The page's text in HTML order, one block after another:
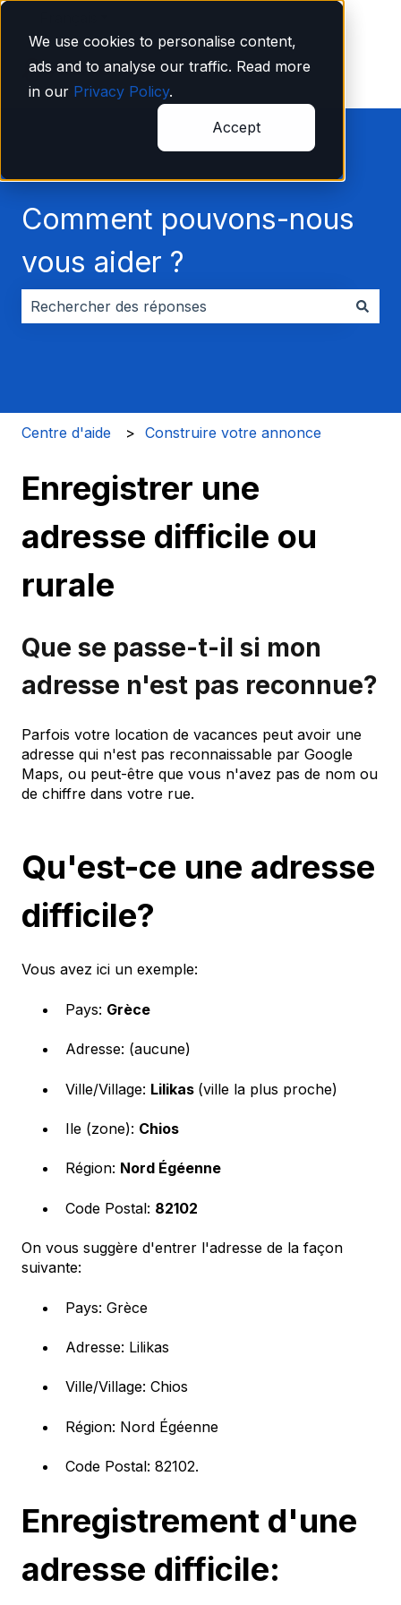
We use cookies to personalise content,
ads and to analyse our traffic. Read more
in our Privacy Policy.
Accept
Comment pouvons-nous
vous aider ?
Centre d'aide Construire votre annonce
Enregistrer une
adresse difficile ou
rurale
Que se passe-t-il si mon
adresse n'est pas reconnue?
Parfois votre location de vacances peut avoir une
adresse qui n'est pas reconnaissable par Google
Maps, ou peut-être que vous n'avez pas de nom ou
de chiffre dans votre rue.
Qu'est-ce une adresse
difficile?
Vous avez ici un exemple:
Pays: Grèce
Adresse: (aucune)
Ville/Village: Lilikas (ville la plus proche)
Ile (zone): Chios
Région: Nord Égéenne
Code Postal: 82102
On vous suggère d'entrer l'adresse de la façon
suivante:
Pays: Grèce
Adresse: Lilikas
Ville/Village: Chios
Région: Nord Égéenne
Code Postal: 82102.
Enregistrement d'une
adresse difficile: